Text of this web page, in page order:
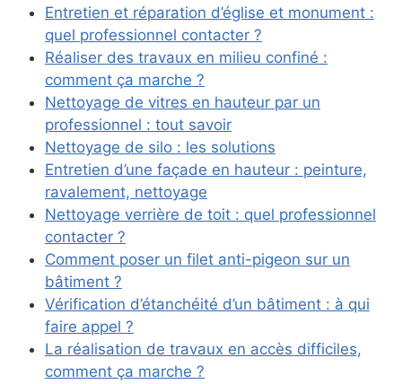
Entretien et réparation d’église et monument :
quel professionnel contacter ?
Réaliser des travaux en milieu confiné :
comment ça marche ?
Nettoyage de vitres en hauteur par un
professionnel : tout savoir
Nettoyage de silo : les solutions
Entretien d’une façade en hauteur : peinture,
ravalement, nettoyage
Nettoyage verrière de toit : quel professionnel
contacter ?
Comment poser un filet anti-pigeon sur un
bâtiment ?
Vérification d’étanchéité d’un bâtiment : à qui
faire appel ?
La réalisation de travaux en accès difficiles,
comment ça marche ?